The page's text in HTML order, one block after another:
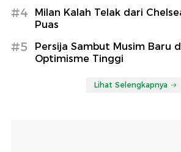
#4
Milan Kalah Telak dari
Puas
#5
Persija Sambut Musim Baru
Optimisme Tinggi
Lihat Selengkapnya